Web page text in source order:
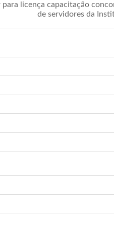
licença capacitação
de servidores da